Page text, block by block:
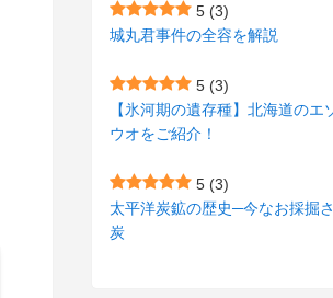
(15)
(157)
(52)
(3)
(1)
(10)
(2)
(1)
5 (3)
城丸君事件の全容を解説
5 (3)
【氷河期の遺存種】北海道のエ
ウオをご紹介！
5 (3)
太平洋炭鉱の歴史─今なお採掘
炭